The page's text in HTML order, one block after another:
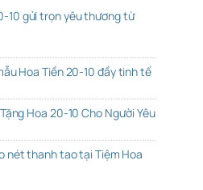
10 gửi trọn yêu thương từ
Hoa Tiền 20-10 đầy tinh tế
Hoa 20-10 Cho Người Yêu
nét thanh tao tại Tiệm Hoa